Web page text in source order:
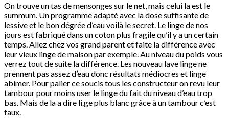
On trouve un tas de mensonges sur le net, mais celui la est le
summum. Un programme adapté avec la dose suffisante de
lessive et le bon dégrée d’eau voilà le secret. Le linge de nos
jours est fabriqué dans un coton plus fragile qu’il y a un certain
temps. Allez chez vos grand parent et faite la différence avec
leur vieux linge de maison par exemple. Au niveau du poids vous
verrez tout de suite la différence. Les nouveau lave linge ne
prennent pas assez d’eau donc résultats médiocres et linge
abimer. Pour palier ce soucis tous les constructeur on revu leur
tambour pour moins user le linge du fait du niveau d’eau trop
bas. Mais de la a dire li.ge plus blanc grâce à un tambour c’est
faux.